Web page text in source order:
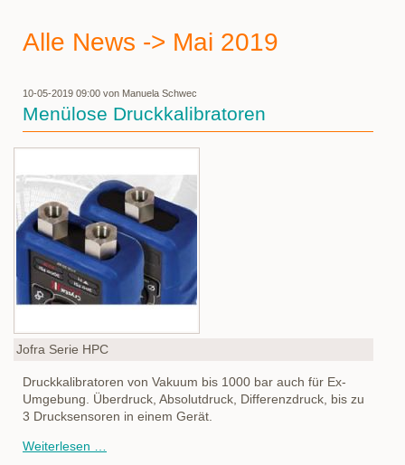
Alle News -> Mai 2019
10-05-2019 09:00 von Manuela Schwec
Menülose Druckkalibratoren
Jofra Serie HPC
Druckkalibratoren von Vakuum bis 1000 bar auch für Ex-
Umgebung. Überdruck, Absolutdruck, Differenzdruck, bis zu
3 Drucksensoren in einem Gerät.
Weiterlesen …